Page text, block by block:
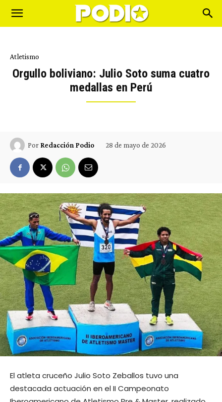
Atletismo
Orgullo boliviano: Julio Soto suma cuatro
medallas en Perú
Por Redacción Podio 28 de mayo de 2026
El atleta cruceño Julio Soto Zeballos tuvo una
destacada actuación en el II Campeonato